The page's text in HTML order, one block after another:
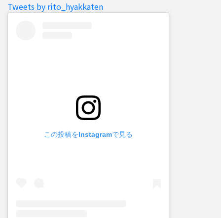
Tweets by rito_hyakkaten
この投稿をInstagramで見る